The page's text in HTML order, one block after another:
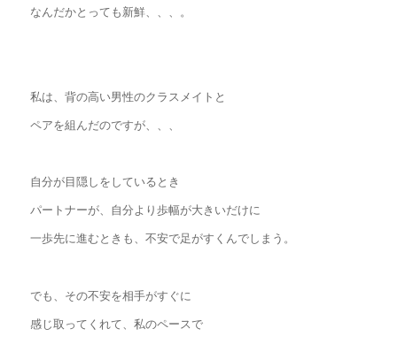
なんだかとっても新鮮、、、。
私は、背の高い男性のクラスメイトと
ペアを組んだのですが、、、
自分が目隠しをしているとき
パートナーが、自分より歩幅が大きいだけに
一歩先に進むときも、不安で足がすくんでしまう。
でも、その不安を相手がすぐに
感じ取ってくれて、私のペースで